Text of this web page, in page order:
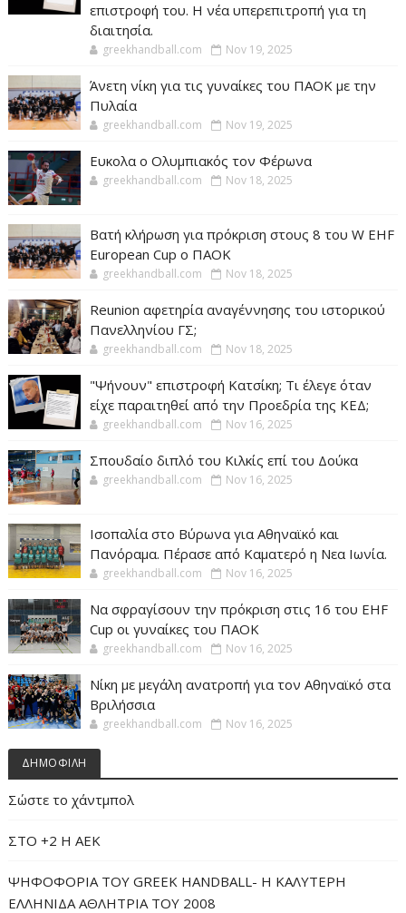
επιστροφή του. Η νέα υπερεπιτροπή για τη
διαιτησία.
greekhandball.com Nov 19, 2025
Άνετη νίκη για τις γυναίκες του ΠΑΟΚ με την
Πυλαία
greekhandball.com Nov 19, 2025
Ευκολα ο Ολυμπιακός τον Φέρωνα
greekhandball.com Nov 18, 2025
Βατή κλήρωση για πρόκριση στους 8 του W EHF
European Cup ο ΠΑΟΚ
greekhandball.com Nov 18, 2025
Reunion αφετηρία αναγέννησης του ιστορικού
Πανελληνίου ΓΣ;
greekhandball.com Nov 18, 2025
"Ψήνουν" επιστροφή Κατσίκη; Τι έλεγε όταν
είχε παραιτηθεί από την Προεδρία της ΚΕΔ;
greekhandball.com Nov 16, 2025
Σπουδαίο διπλό του Κιλκίς επί του Δούκα
greekhandball.com Nov 16, 2025
Ισοπαλία στο Βύρωνα για Αθηναϊκό και
Πανόραμα. Πέρασε από Καματερό η Νεα Ιωνία.
greekhandball.com Nov 16, 2025
Να σφραγίσουν την πρόκριση στις 16 του EHF
Cup οι γυναίκες του ΠΑΟΚ
greekhandball.com Nov 16, 2025
Νίκη με μεγάλη ανατροπή για τον Αθηναϊκό στα
Βριλήσσια
greekhandball.com Nov 16, 2025
ΔΗΜΟΦΙΛΗ
Σώστε το χάντμπολ
ΣΤΟ +2 Η ΑΕΚ
ΨΗΦΟΦΟΡΙΑ ΤΟΥ GREEK HANDBALL- H ΚΑΛΥΤΕΡΗ
ΕΛΛΗΝΙΔΑ ΑΘΛΗΤΡΙΑ ΤΟΥ 2008